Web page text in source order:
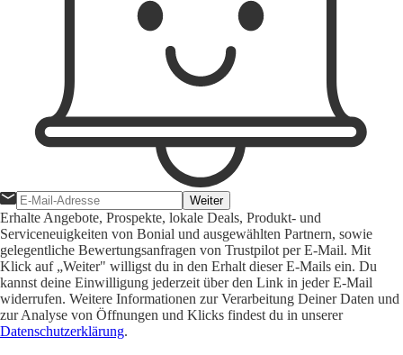
Weiter
Erhalte Angebote, Prospekte, lokale Deals, Produkt- und
Serviceneuigkeiten von Bonial und ausgewählten Partnern, sowie
gelegentliche Bewertungsanfragen von Trustpilot per E-Mail. Mit
Klick auf „Weiter" willigst du in den Erhalt dieser E-Mails ein. Du
kannst deine Einwilligung jederzeit über den Link in jeder E-Mail
widerrufen. Weitere Informationen zur Verarbeitung Deiner Daten und
zur Analyse von Öffnungen und Klicks findest du in unserer
Datenschutzerklärung.